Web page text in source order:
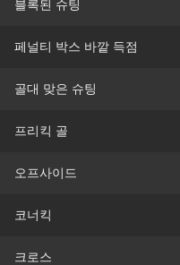
블록된 슈팅
페널티 박스 바깥 득점
골대 맞은 슈팅
프리킥 골
오프사이드
코너킥
크로스